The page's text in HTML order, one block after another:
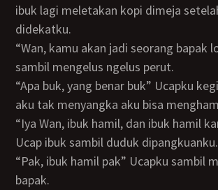
ibuk lagi meletakan kopi dimeja
didekatku.
“Wan, kamu akan jadi seorang bapak lo” Ucap ibukku
sambil mengelus ngelus perut.
“Apa buk, yang benar buk” Ucapku kegirangan dan
aku tak menyangka aku bisa
“Iya Wan, ibuk hamil, dan ibuk hamil karena mu Wan”
Ucap ibuk sambil duduk dipangkuanku.
“Pak, ibuk hamil pak” Ucapku sambil menatap kearah
bapak.